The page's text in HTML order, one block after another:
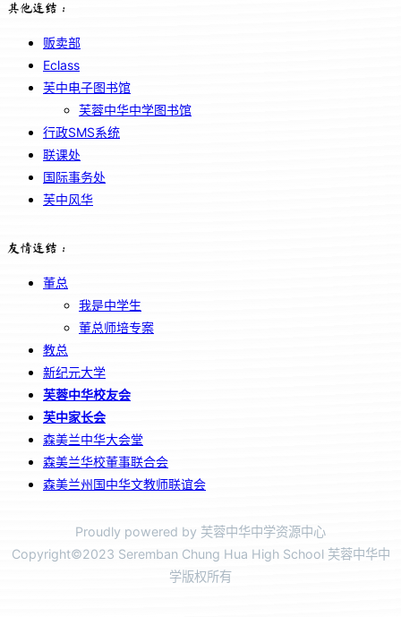
其他连结：
贩卖部
Eclass
芙中电子图书馆
芙蓉中华中学图书馆
行政SMS系统
联课处
国际事务处
芙中风华
友情连结：
董总
我是中学生
董总师培专案
教总
新纪元大学
芙蓉中华校友会
芙中家长会
森美兰中华大会堂
森美兰华校董事联合会
森美兰州国中华文教师联谊会
Proudly powered by 芙蓉中华中学资源中心
Copyright©2023 Seremban Chung Hua High School 芙蓉中华中
学版权所有